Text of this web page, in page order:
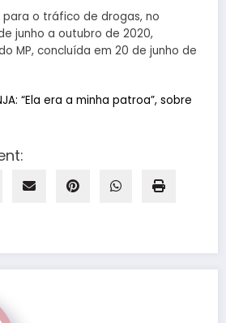
para o tráfico de drogas, no
junho a outubro de 2020,
MP, concluída em 20 de junho de
“Ela era a minha patroa”, sobre